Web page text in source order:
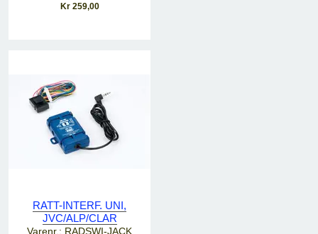
Kr 259,00
RATT-INTERF. UNI,
JVC/ALP/CLAR
Varenr.: RADSWI-JACK